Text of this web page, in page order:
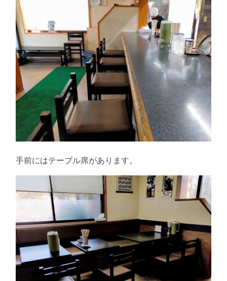
手前にはテーブル席があります。